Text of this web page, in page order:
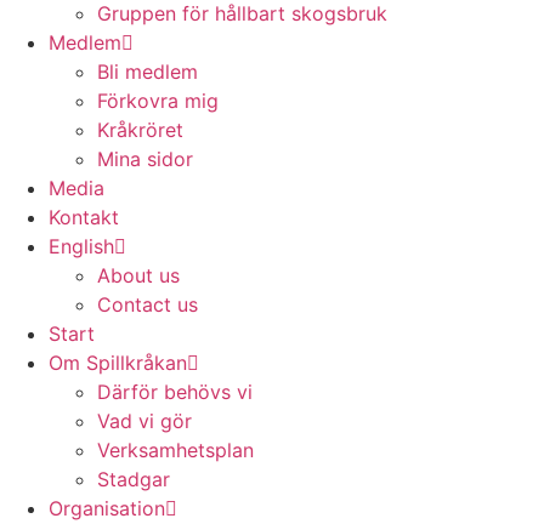
Gruppen för hållbart skogsbruk
Medlem
Bli medlem
Förkovra mig
Kråkröret
Mina sidor
Media
Kontakt
English
About us
Contact us
Start
Om Spillkråkan
Därför behövs vi
Vad vi gör
Verksamhetsplan
Stadgar
Organisation